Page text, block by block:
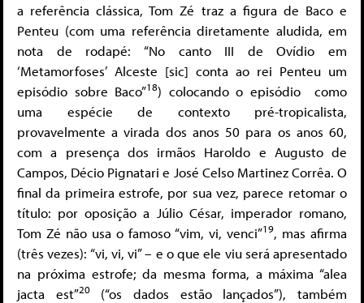
a referência clássica, Tom Zé traz a figura de Baco e
Penteu (com uma referência diretamente aludida, em
nota de rodapé: “No canto III de Ovídio em
‘Metamorfoses’ Alceste [sic] conta ao rei Penteu um
episódio sobre Baco”18) colocando o episódio como
uma espécie de contexto pré-tropicalista,
provavelmente a virada dos anos 50 para os anos 60,
com a presença dos irmãos Haroldo e Augusto de
Campos, Décio Pignatari e José Celso Martinez Corrêa. O
final da primeira estrofe, por sua vez, parece retomar o
título: por oposição a Júlio César, imperador romano,
Tom Zé não usa o famoso “vim, vi, venci”19, mas afirma
(três vezes): “vi, vi, vi” – e o que ele viu será apresentado
na próxima estrofe; da mesma forma, a máxima “alea
jacta est”20(“os dados estão lançados”), também